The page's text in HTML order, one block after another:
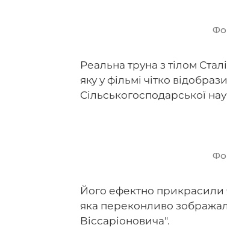
Реальна труна з тілом
яку у фільмі чітко
Сільськогосподарської
Його ефектно прикрасили
яка переконливо
Віссаріоновича".